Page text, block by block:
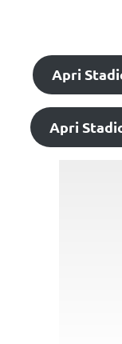
Apri
Apri